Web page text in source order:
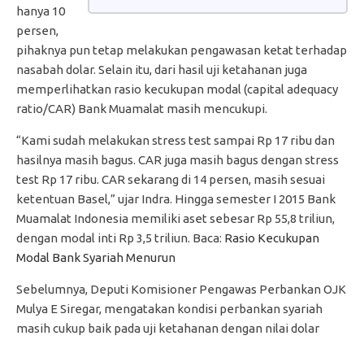
hanya 10
persen,
pihaknya pun tetap melakukan pengawasan ketat terhadap
nasabah dolar. Selain itu, dari hasil uji ketahanan juga
memperlihatkan rasio kecukupan modal (capital adequacy
ratio/CAR) Bank Muamalat masih mencukupi.
“Kami sudah melakukan stress test sampai Rp 17 ribu dan
hasilnya masih bagus. CAR juga masih bagus dengan stress
test Rp 17 ribu. CAR sekarang di 14 persen, masih sesuai
ketentuan Basel,” ujar Indra. Hingga semester I 2015 Bank
Muamalat Indonesia memiliki aset sebesar Rp 55,8 triliun,
dengan modal inti Rp 3,5 triliun. Baca: Rasio Kecukupan
Modal Bank Syariah Menurun
Sebelumnya, Deputi Komisioner Pengawas Perbankan OJK
Mulya E Siregar, mengatakan kondisi perbankan syariah
masih cukup baik pada uji ketahanan dengan nilai dolar